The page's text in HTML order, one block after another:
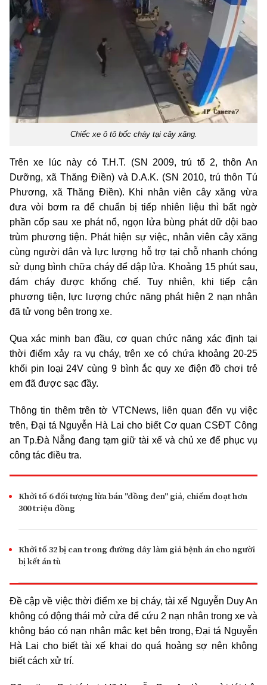
Chiếc xe ô tô bốc cháy tại cây xăng.
Trên xe lúc này có T.H.T. (SN 2009, trú tổ 2, thôn An
Dưỡng, xã Thăng Điền) và D.A.K. (SN 2010, trú thôn Tú
Phương, xã Thăng Điền). Khi nhân viên cây xăng vừa
đưa vòi bơm ra để chuẩn bị tiếp nhiên liệu thì bất ngờ
phần cốp sau xe phát nổ, ngọn lửa bùng phát dữ dội bao
trùm phương tiện. Phát hiện sự việc, nhân viên cây xăng
cùng người dân và lực lượng hỗ trợ tại chỗ nhanh chóng
sử dụng bình chữa cháy để dập lửa. Khoảng 15 phút sau,
đám cháy được khống chế. Tuy nhiên, khi tiếp cận
phương tiện, lực lượng chức năng phát hiện 2 nạn nhân
đã tử vong bên trong xe.
Qua xác minh ban đầu, cơ quan chức năng xác định tại
thời điểm xảy ra vụ cháy, trên xe có chứa khoảng 20-25
khối pin loại 24V cùng 9 bình ắc quy xe điện đồ chơi trẻ
em đã được sạc đầy.
Thông tin thêm trên tờ VTCNews, liên quan đến vụ việc
trên, Đại tá Nguyễn Hà Lai cho biết Cơ quan CSĐT Công
an Tp.Đà Nẵng đang tạm giữ tài xế và chủ xe để phục vụ
công tác điều tra.
Khởi tố 6 đối tượng lừa bán "đồng đen" giả, chiếm đoạt hơn
300 triệu đồng
Khởi tố 32 bị can trong đường dây làm giả bệnh án cho người
bị kết án tù
Đề cập về việc thời điểm xe bị cháy, tài xế Nguyễn Duy An
không có động thái mở cửa để cứu 2 nạn nhân trong xe và
không báo có nạn nhân mắc kẹt bên trong, Đại tá Nguyễn
Hà Lai cho biết tài xế khai do quá hoảng sợ nên không
biết cách xử trí.